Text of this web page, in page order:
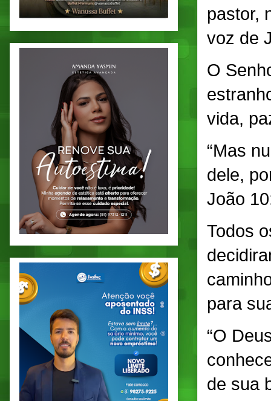
pastor,
voz de
O
vida,
“Mas
dele,
João
Todos
para
“O
de sua